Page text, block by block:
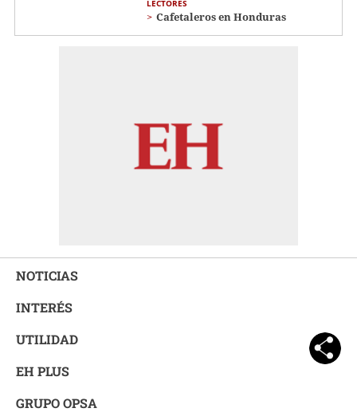
LECTORES
Cafetaleros en Honduras
NOTICIAS
INTERÉS
UTILIDAD
EH PLUS
GRUPO OPSA